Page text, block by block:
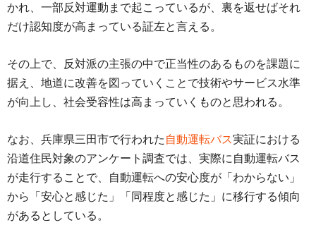
かれ、一部反対運動まで起こっているが、裏を返せばそれ
だけ認知度が高まっている証左と言える。
その上で、反対派の主張の中で正当性のあるものを課題に
据え、地道に改善を図っていくことで技術やサービス水準
が向上し、社会受容性は高まっていくものと思われる。
なお、兵庫県三田市で行われた 自動運転バス実証における
沿道住民対象のアンケート調査では、実際に自動運転バス
が走行することで、自動運転への安心度が「わからない」
から「安心と感じた」「同程度と感じた」に移行する傾向
があるとしている。